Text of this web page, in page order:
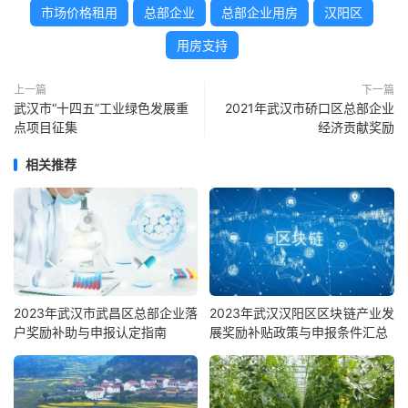
市场价格租用 总部企业 总部企业用房 汉阳区
用房支持
上一篇
武汉市“十四五”工业绿色发展重
点项目征集
下一篇
2021年武汉市硚口区总部企业
经济贡献奖励
相关推荐
2023年武汉市武昌区总部企业落
户奖励补助与申报认定指南
2023年武汉汉阳区区块链产业发
展奖励补贴政策与申报条件汇总